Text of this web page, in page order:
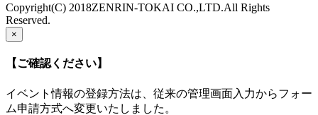
Copyright(C) 2018ZENRIN-TOKAI CO.,LTD.All Rights
Reserved.
×
【ご確認ください】
イベント情報の登録方法は、従来の管理画面入力からフォー
ム申請方式へ変更いたしました。